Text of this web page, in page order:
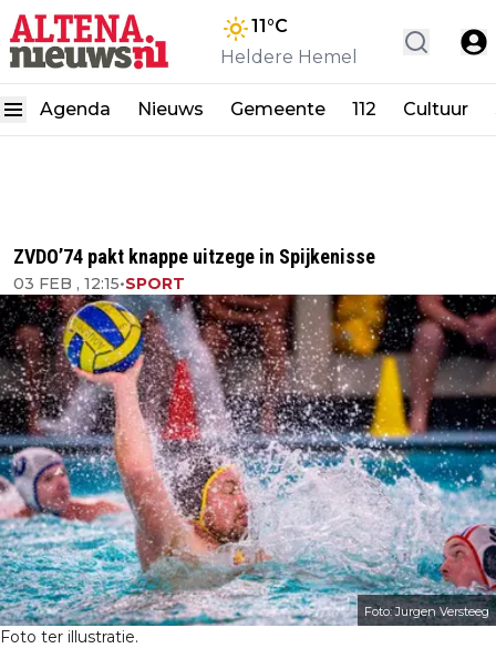
11°C
Heldere Hemel
Agenda Nieuws Gemeente 112 Cultuur
ZVDO’74 pakt knappe uitzege in Spijkenisse
03 FEB , 12:15•SPORT
Foto: Jurgen Versteeg
Foto ter illustratie.